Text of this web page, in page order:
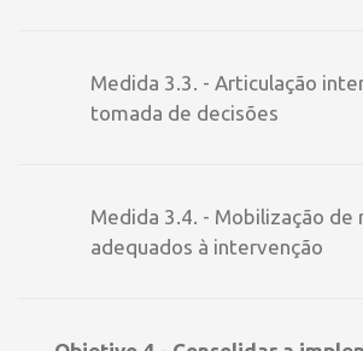
Medida 3.3. - Articulação
tomada de decisões
Medida 3.4. - Mobilização de
adequados à intervenção